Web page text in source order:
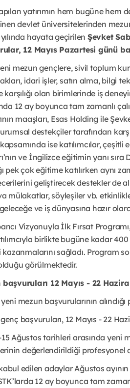
yatırımın hem bugüne hem
devlet üniversitelerinden
hayata geçirilen Şevket
12 Mayıs Pazartesi günü
mezun gençlere, sivil toplum
idari işler, satın alma, bilgi
karşılığı olan birimlerinde iş
12 ay boyunca tam zamanlı
maaşları, Esas Holding ile
destekçiler tarafından
ise katılımcılar,
ve İngilizce eğitimin yanı
pek çok eğitime katılırken aynı
geliştirecek destekler de
mülakatlar, söyleşiler vb.
ve iş dünyasına hazır
Vizyonuyla İlk Fırsat
birlikte bugüne kadar
sağladı. Program
görülmektedir.
başvuruları 12 Mayıs - 22
mezun başvurularının
başvuruları, 12 Mayıs - 22
15 Ağustos tarihleri arasında yeni
değerlendirildiği profesyonel
edilen adaylar Ağustos
12 ay boyunca tam